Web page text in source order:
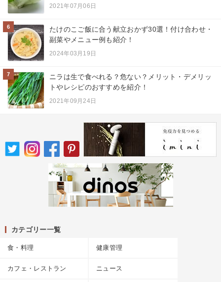
2021年07月06日
6
たけのこご飯に合う献立おかず30選！付け合わせ・
副菜やメニュー例も紹介！
2024年03月19日
7
ニラは生で食べれる？危ない？メリット・デメリッ
トやレシピのおすすめを紹介！
2021年09月24日
カテゴリー一覧
食・料理 健康管理
カフェ・レストラン ニュース